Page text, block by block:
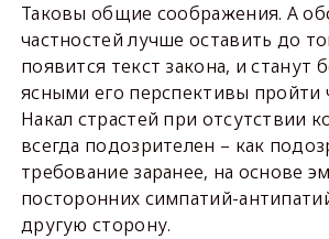
Таковы общие соображения. А
частностей лучше оставить до
появится текст закона, и станут
ясными его перспективы пройти
Накал страстей при отсутствии
всегда подозрителен – как
требование заранее, на основе
посторонних симпатий-
другую сторону.